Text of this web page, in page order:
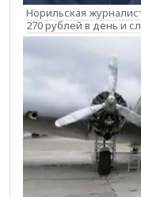
Норильская
270 рублей в день и